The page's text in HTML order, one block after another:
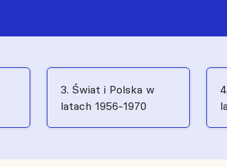
3. Świat i Polska w
latach 1956-1970